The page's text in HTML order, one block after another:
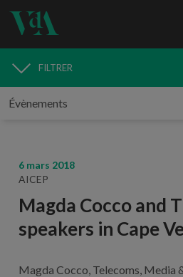
MÉDIAS
FILTRER
6 mars 2018
AICEP
Magda Cocco and
speakers in Cape
Magda Cocco, Telecoms, Media